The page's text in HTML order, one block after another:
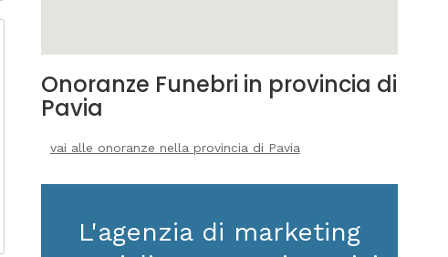
Onoranze Funebri in provincia di
Pavia
vai alle onoranze nella provincia di Pavia
L'agenzia di marketing